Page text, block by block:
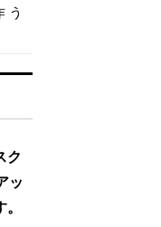
う
ク
ッ